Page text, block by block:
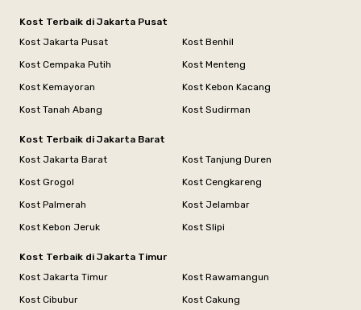
Kost Terbaik di Jakarta Pusat
Kost Jakarta Pusat
Kost Benhil
Kost Cempaka Putih
Kost Menteng
Kost Kemayoran
Kost Kebon Kacang
Kost Tanah Abang
Kost Sudirman
Kost Terbaik di Jakarta Barat
Kost Jakarta Barat
Kost Tanjung Duren
Kost Grogol
Kost Cengkareng
Kost Palmerah
Kost Jelambar
Kost Kebon Jeruk
Kost Slipi
Kost Terbaik di Jakarta Timur
Kost Jakarta Timur
Kost Rawamangun
Kost Cibubur
Kost Cakung